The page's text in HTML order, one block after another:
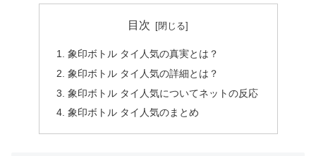
目次
象印ボトル タイ人気の真実とは？
象印ボトル タイ人気の詳細とは？
象印ボトル タイ人気についてネットの反応
象印ボトル タイ人気のまとめ